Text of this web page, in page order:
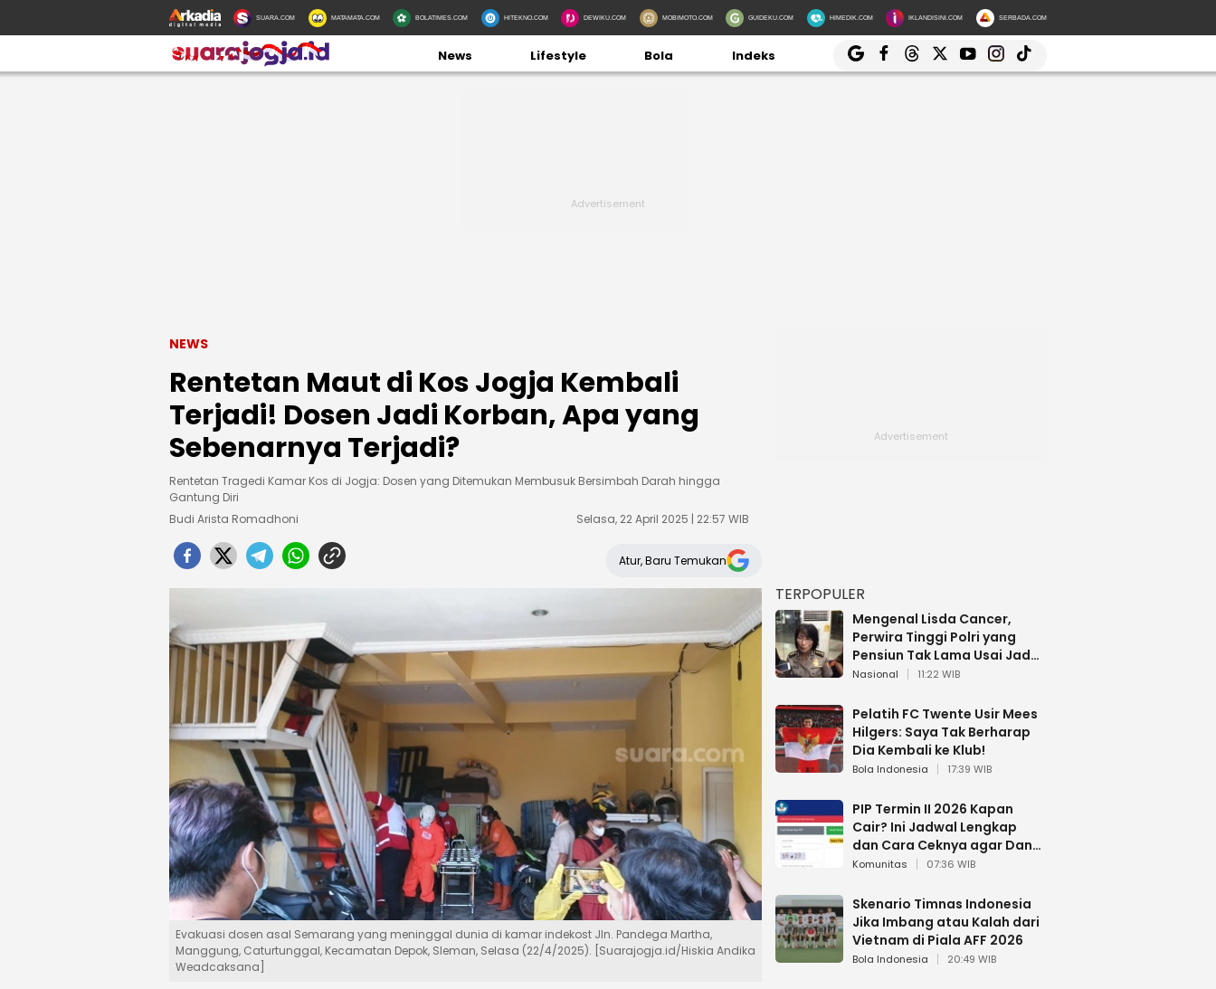
SUARA.COM MATAMATA.COM BOLATIMES.COM HITEKNO.COM DEWIKU.COM MOBIMOTO.COM GUIDEKU.COM HIMEDIK.COM IKLANDISINI.COM SERBADA.COM
News Lifestyle Bola Indeks
NEWS
Rentetan Maut di Kos Jogja Kembali
Terjadi! Dosen Jadi Korban, Apa yang
Sebenarnya Terjadi?
Rentetan Tragedi Kamar Kos di Jogja: Dosen yang Ditemukan Membusuk Bersimbah Darah hingga
Gantung Diri
Budi Arista Romadhoni
Selasa, 22 April 2025 | 22:57 WIB
Atur, Baru Temukan
Evakuasi dosen asal Semarang yang meninggal dunia di kamar indekost Jln. Pandega Martha,
Manggung, Caturtunggal, Kecamatan Depok, Sleman, Selasa (22/4/2025). [Suarajogja.id/Hiskia Andika
Weadcaksana]
TERPOPULER
Mengenal Lisda Cancer,
Perwira Tinggi Polri yang
Pensiun Tak Lama Usai Jadi
Brigjen
Nasional 11:22 WIB
Pelatih FC Twente Usir Mees
Hilgers: Saya Tak Berharap
Dia Kembali ke Klub!
Bola Indonesia 17:39 WIB
PIP Termin II 2026 Kapan
Cair? Ini Jadwal Lengkap
dan Cara Ceknya agar Dana
Tidak Hangus!
Komunitas 07:36 WIB
Skenario Timnas Indonesia
Jika Imbang atau Kalah dari
Vietnam di Piala AFF 2026
Bola Indonesia 20:49 WIB